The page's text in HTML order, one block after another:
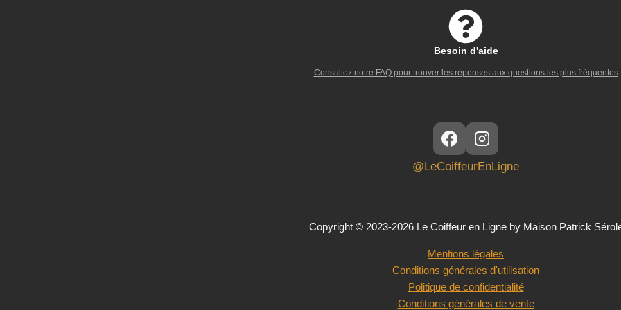
Besoin d'aide
Consultez notre FAQ pour trouver les réponses aux questions les plus fréquentes
@LeCoiffeurEnLigne
Copyright © 2023-2026 Le Coiffeur en Ligne by Maison Patrick
Mentions légales
Conditions générales d'utilisation
Politique de confidentialité
Conditions générales de vente